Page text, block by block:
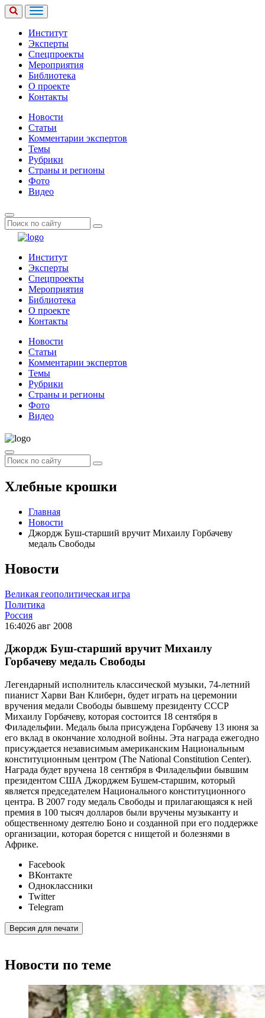
Институт
Эксперты
Спецпроекты
Мероприятия
Библиотека
О проекте
Контакты
Новости
Статьи
Комментарии экспертов
Темы
Рубрики
Страны и регионы
Фото
Видео
Институт
Эксперты
Спецпроекты
Мероприятия
Библиотека
О проекте
Контакты
Новости
Статьи
Комментарии экспертов
Темы
Рубрики
Страны и регионы
Фото
Видео
Хлебные крошки
Главная
Новости
Джордж Буш-старший вручит Михаилу Горбачеву
медаль Свободы
Новости
Великая геополитическая игра
Политика
Россия
16:4026 авг 2008
Джордж Буш-старший вручит Михаилу
Горбачеву медаль Свободы
Легендарный исполнитель классической музыки, 74-летний
пианист Харви Ван Клиберн, будет играть на церемонии
вручения медали Свободы бывшему президенту СССР
Михаилу Горбачеву, которая состоится 18 сентября в
Филадельфии. Медаль была присуждена Горбачеву 13 июня за
его вклад в окончание холодной войны. Эта награда ежегодно
присуждается независимым американским Национальным
конституционным центром (The National Constitution Center).
Награда будет вручена 18 сентября в Филадельфии бывшим
президентом США Джорджем Бушем-старшим, который
является председателем Национального конституционного
центра. В 2007 году медаль Свободы и прилагающаяся к ней
премия в 100 тысяч долларов были вручены музыканту и
общественному деятелю Боно и созданной при его поддержке
организации, которая борется с нищетой и болезнями в
Африке.
Facebook
ВКонтакте
Одноклассники
Twitter
Telegram
Версия для печати
Новости по теме